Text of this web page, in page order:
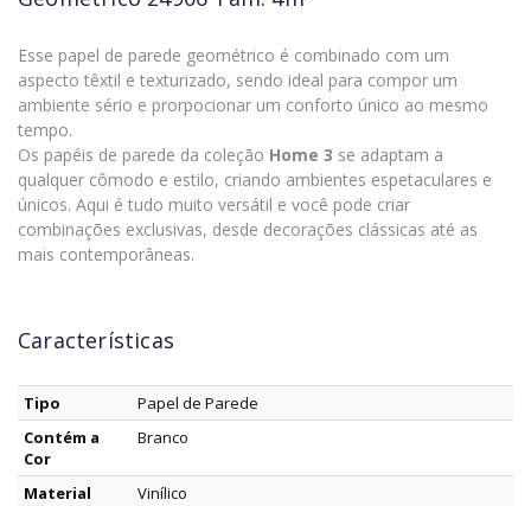
Esse papel de parede geométrico é combinado com um
aspecto têxtil e texturizado, sendo ideal para compor um
ambiente sério e prorpocionar um conforto único ao mesmo
tempo.
Os papéis de parede da coleção Home 3 se adaptam a
qualquer cômodo e estilo, criando ambientes espetaculares e
únicos. Aqui é tudo muito versátil e você pode criar
combinações exclusivas, desde decorações clássicas até as
mais contemporâneas.
Características
Tipo
Papel de Parede
Contém a
Cor
Branco
Material
Vinílico